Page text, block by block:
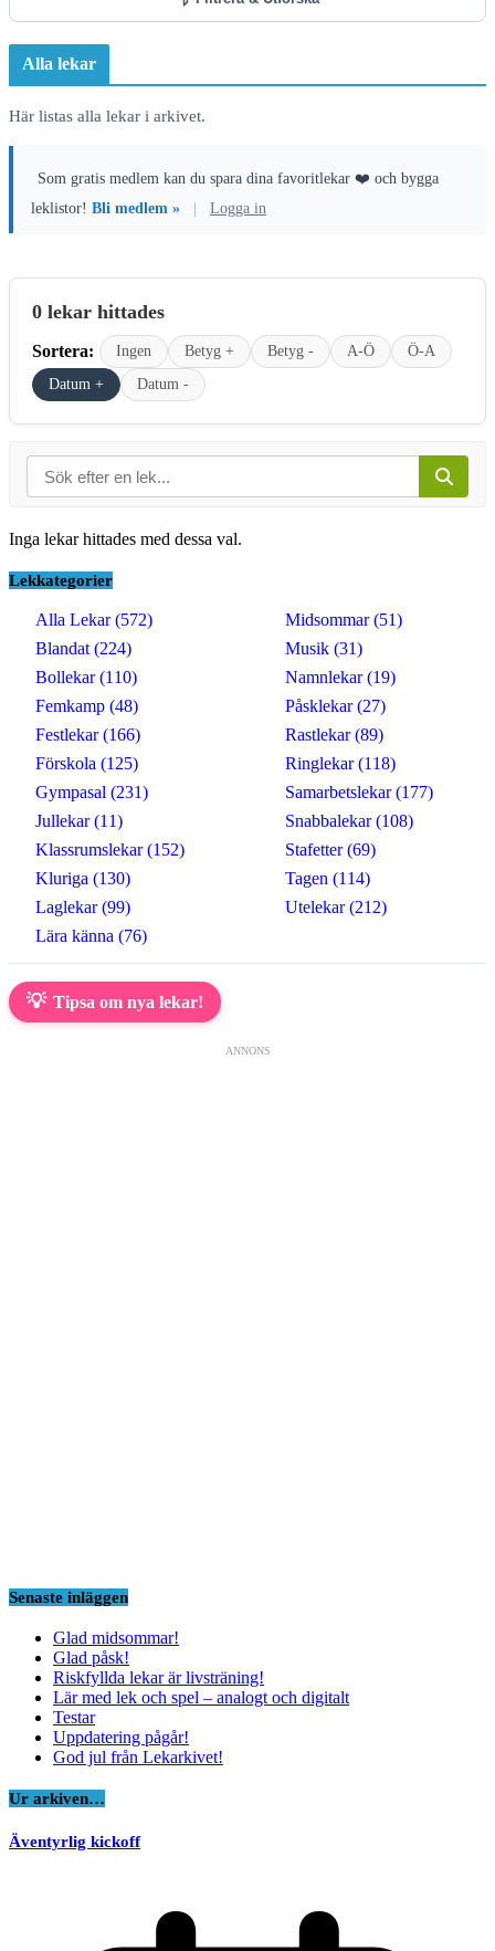
Alla lekar
Här listas alla lekar i arkivet.
Som gratis medlem kan du spara dina favoritlekar ❤️ och bygga
leklistor! Bli medlem » Logga in
0 lekar hittades
Sortera: Ingen Betyg + Betyg - A-Ö
Ö-A
Datum +
Datum -
Inga lekar hittades med dessa val.
Lekkategorier
Alla Lekar (572)
Blandat (224)
Bollekar (110)
Femkamp (48)
Festlekar (166)
Förskola (125)
Gympasal (231)
Jullekar (11)
Klassrumslekar (152)
Kluriga (130)
Laglekar (99)
Lära känna (76)
Midsommar (51)
Musik (31)
Namnlekar (19)
Påsklekar (27)
Rastlekar (89)
Ringlekar (118)
Samarbetslekar (177)
Snabbalekar (108)
Stafetter (69)
Tagen (114)
Utelekar (212)
💡 Tipsa om nya lekar!
ANNONS
Senaste inläggen
Glad midsommar!
Glad påsk!
Riskfyllda lekar är livsträning!
Lär med lek och spel – analogt och digitalt
Testar
Uppdatering pågår!
God jul från Lekarkivet!
Ur arkiven…
Äventyrlig kickoff